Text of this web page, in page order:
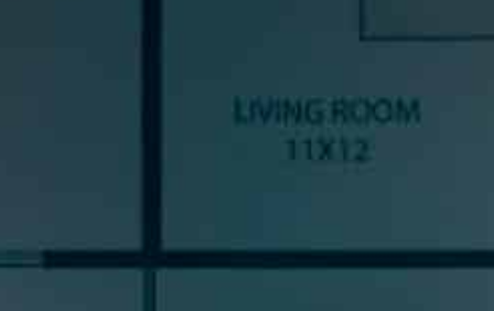
NEWSLETTER